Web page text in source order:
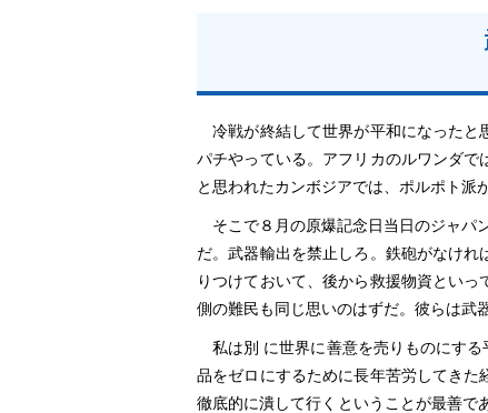
冷戦が終結して世界が平和になったと
パチやっている。アフリカのルワンダ
と思われたカンボジアでは、ポルポト派
そこで８月の原爆記念日当日のジャパ
だ。武器輸出を禁止しろ。鉄砲がなけ
りつけておいて、後から救援物資とい
側の難民も同じ思いのはずだ。彼らは武
私は別 に世界に善意を売りものにする
品をゼロにするために長年苦労してき
徹底的に潰して行くということが最善で